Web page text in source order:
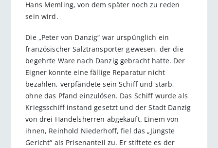
Hans Memling, von dem später noch zu reden
sein wird.
Die „Peter von Danzig“ war urspünglich ein
französischer Salztransporter gewesen, der die
begehrte Ware nach Danzig gebracht hatte. Der
Eigner konnte eine fällige Reparatur nicht
bezahlen, verpfändete sein Schiff und starb,
ohne das Pfand einzulösen. Das Schiff wurde als
Kriegsschiff instand gesetzt und der Stadt Danzig
von drei Handelsherren abgekauft. Einem von
ihnen, Reinhold Niederhoff, fiel das „Jüngste
Gericht“ als Prisenanteil zu. Er stiftete es der